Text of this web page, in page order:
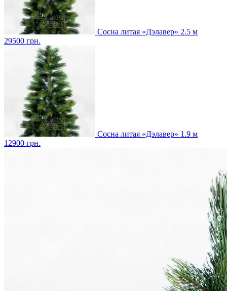
Сосна литая «Дэлавер» 2.5 м
29500 грн.
Сосна литая «Дэлавер» 1.9 м
12900 грн.